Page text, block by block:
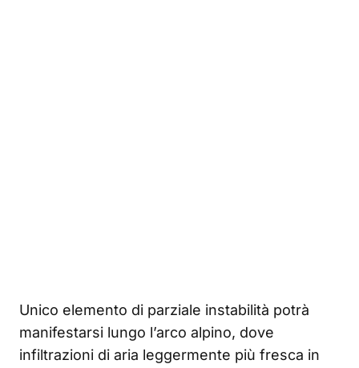
Unico elemento di parziale instabilità potrà
manifestarsi lungo l’arco alpino, dove
infiltrazioni di aria leggermente più fresca in